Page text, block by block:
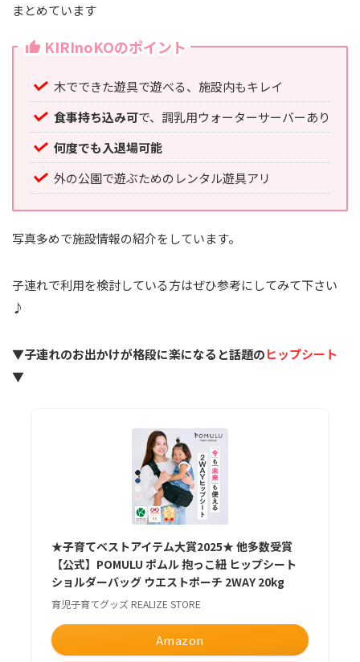
まとめています
KIRInoKOのポイント
木でできた遊具で遊べる、施設内もキレイ
食事持ち込み可で、調乳用ウォーターサーバーあり
何度でも入退場可能
外の公園で遊ぶためのレンタル遊具アリ
写真多めで施設情報の紹介をしています。
子連れで利用を検討している方はぜひ参考にしてみて下さい
♪
▼子連れのお出かけが格段に楽になると話題のヒップシート
▼
★子育てベストアイテム大賞2025★ 他多数受賞
【公式】POMULU ポムル 抱っこ紐 ヒップシート
ショルダーバッグ ウエストポーチ 2WAY 20kg
育児子育てグッズ REALIZE STORE
Amazon